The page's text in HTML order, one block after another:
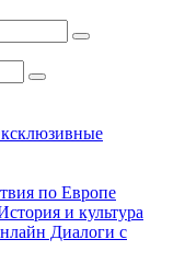
по Европе
и культура
Диалоги с